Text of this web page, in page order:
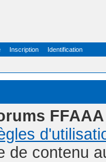
Inscription Identification
FFAAA
de contenu